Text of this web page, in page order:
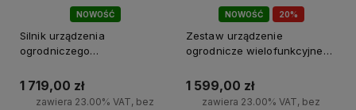
NOWOŚĆ
Silnik urządzenia
ogrodniczego
FOPH2-0 Milwaukee
1 719,00 zł
zawiera 23.00% VAT, bez
20%
NOWOŚĆ
Zestaw urządzenie
ogrodnicze wielofunkcyjne
Milwaukee
1 599,00 zł
zawiera 23.00% VAT, bez